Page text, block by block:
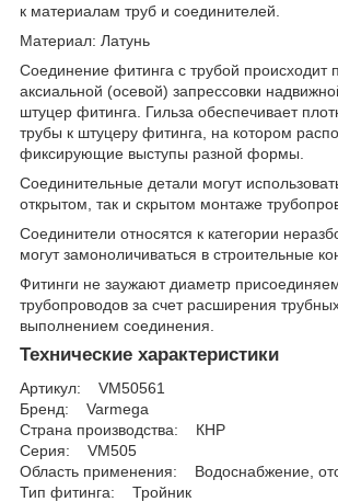
к материалам труб и соединителей.
Материал: Латунь
Соединение фитинга с трубой происходит
аксиальной (осевой) запрессовки
штуцер фитинга. Гильза обеспечивает
трубы к штуцеру фитинга, на котором
фиксирующие выступы разной формы.
Соединительные детали могут
открытом, так и скрытом монтаже
Соединители относятся к категории
могут замоноличиваться в строительные
Фитинги не заужают диаметр
трубопроводов за счет расширения
выполнением соединения.
Технические характеристики
Артикул: VM50561
Бренд: Varmega
Страна производства: КНР
Серия: VM505
Область применения: Водоснабжение,
Тип фитинга: Тройник